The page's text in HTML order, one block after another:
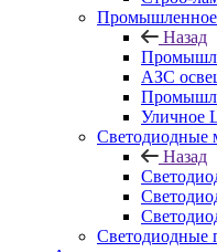
Промышленное
Назад
АЗС
Уличное
Светодиодные
Назад
Светодиодные